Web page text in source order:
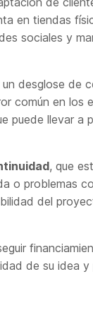
en tiendas
sociales y
un desglose de
común en los
puede llevar a
, que
o problemas
del
de su idea